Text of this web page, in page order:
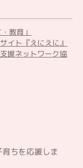
教育」
イト『えにえに』
援ネットワーク協
ちを応援しま